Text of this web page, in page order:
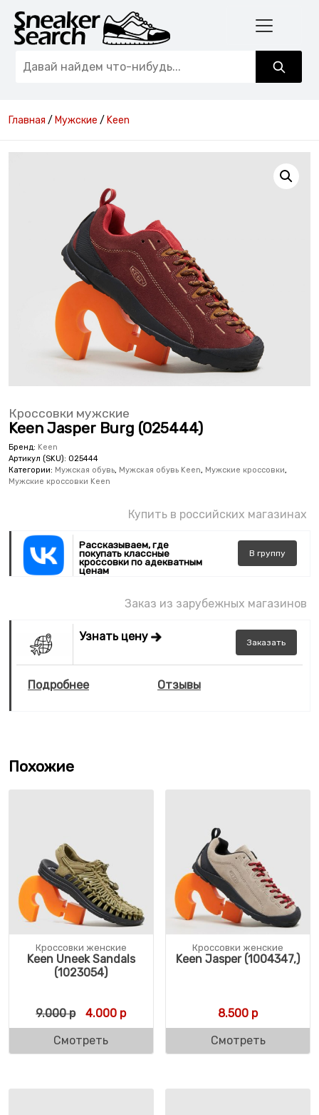
Главная / Мужские / Keen
Кроссовки мужские
Keen Jasper Burg (025444)
Бренд: Keen
Артикул (SKU): 025444
Категории: Мужская обувь, Мужская обувь Keen, Мужские кроссовки,
Мужские кроссовки Keen
Купить в российских магазинах
Рассказываем, где
покупать классные
кроссовки по адекватным
ценам
В группу
Заказ из зарубежных магазинов
Узнать цену Заказать
Подробнее Отзывы
Похожие
Кроссовки женские
Keen Uneek Sandals
(1023054)
9.000р Первоначальная цена составляла 9.000
4.000 рТекущая цена: 4.000 р.
Смотреть
Кроссовки женские
Keen Jasper (1004347,)
8.500 р
Смотреть